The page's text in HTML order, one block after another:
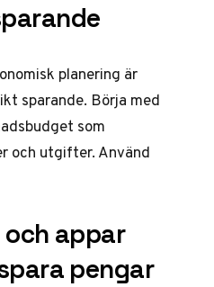
planering är
sparande. Börja med
som
och utgifter. Använd
appar
pengar